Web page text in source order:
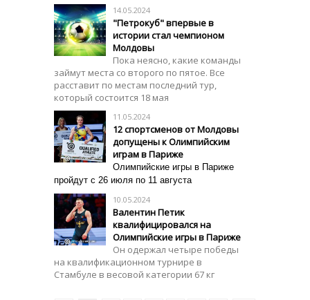
14.05.2024
"Петрокуб" впервые в
истории стал чемпионом
Молдовы
Пока неясно, какие команды
займут места со второго по пятое. Все
расставит по местам последний тур,
который состоится 18 мая
11.05.2024
12 спортсменов от Молдовы
допущены к Олимпийским
играм в Париже
Олимпийские игры в Париже
пройдут с 26 июля по 11 августа
10.05.2024
Валентин Петик
квалифицировался на
Олимпийские игры в Париже
Он одержал четыре победы
на квалификационном турнире в
Стамбуле в весовой категории 67 кг